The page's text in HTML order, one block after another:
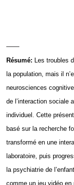
Résumé: Les troubles
la population, mais il
neurosciences
de l’interaction sociale
individuel. Cette
basé sur la recherche
transformé en une
laboratoire, puis
la psychiatrie de
comme un jeu vidéo